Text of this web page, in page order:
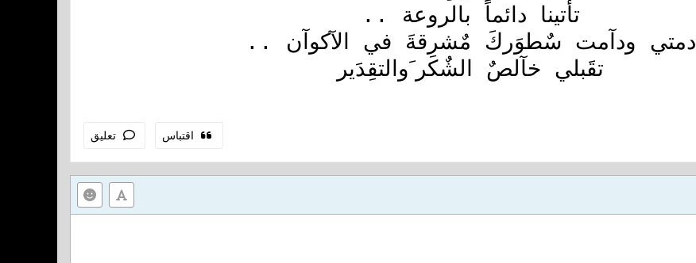
تأتينا دائماً بالروعة ..
دمتي ودآمت سٌطوَركَ مٌشرِقةَ في الآكوآن ..
تقَبلي خآلصٌ الشٌكر َوالتقِدَير
اقتباس تعليق